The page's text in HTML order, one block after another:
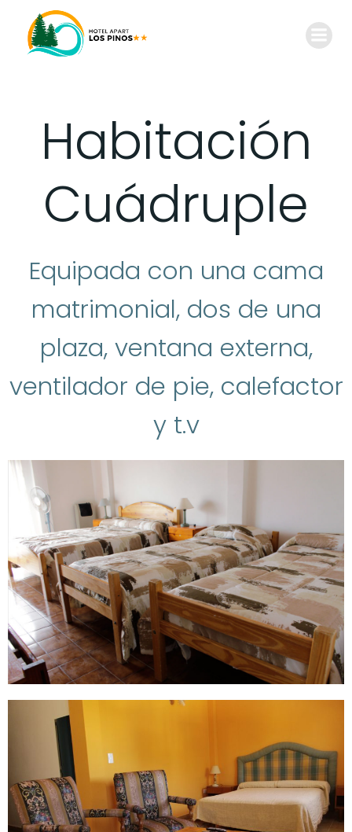
Habitación
Cuádruple
Equipada con una cama
matrimonial, dos de una
plaza, ventana externa,
ventilador de pie, calefactor
y t.v